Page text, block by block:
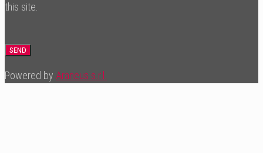
this site.
Powered by Araneus s.r.l.